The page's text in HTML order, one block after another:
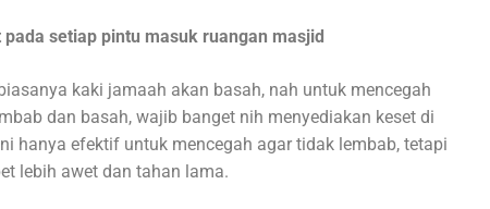
pada setiap pintu masuk ruangan masjid
kaki jamaah akan basah, nah untuk mencegah
dan basah, wajib banget nih menyediakan keset di
hanya efektif untuk mencegah agar tidak lembab, tetapi
lebih awet dan tahan lama.